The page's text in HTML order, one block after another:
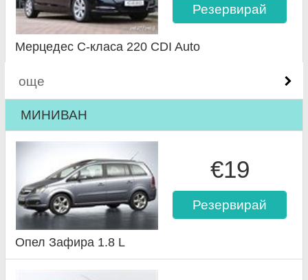
Резервирай
Мерцедес C-класа 220 CDI Auto
още
МИНИВАН
€19
Резервирай
Опел Зафира 1.8 L